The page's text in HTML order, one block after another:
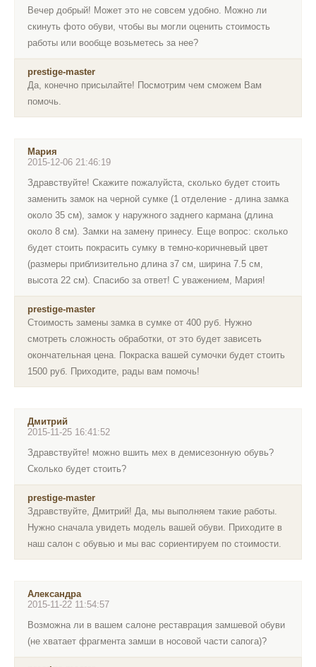
Вечер добрый! Может это не совсем удобно. Можно ли
скинуть фото обуви, чтобы вы могли оценить стоимость
работы или вообще возьметесь за нее?
prestige-master
Да, конечно присылайте! Посмотрим чем сможем Вам
помочь.
Мария
2015-12-06 21:46:19
Здравствуйте! Скажите пожалуйста, сколько будет стоить
заменить замок на черной сумке (1 отделение - длина замка
около 35 см), замок у наружного заднего кармана (длина
около 8 см). Замки на замену принесу. Еще вопрос: сколько
будет стоить покрасить сумку в темно-коричневый цвет
(размеры приблизительно длина з7 см, ширина 7.5 см,
высота 22 см). Спасибо за ответ! С уважением, Мария!
prestige-master
Стоимость замены замка в сумке от 400 руб. Нужно
смотреть сложность обработки, от это будет зависеть
окончательная цена. Покраска вашей сумочки будет стоить
1500 руб. Приходите, рады вам помочь!
Дмитрий
2015-11-25 16:41:52
Здравствуйте! можно вшить мех в демисезонную обувь?
Сколько будет стоить?
prestige-master
Здравствуйте, Дмитрий! Да, мы выполняем такие работы.
Нужно сначала увидеть модель вашей обуви. Приходите в
наш салон с обувью и мы вас сориентируем по стоимости.
Александра
2015-11-22 11:54:57
Возможна ли в вашем салоне реставрация замшевой обуви
(не хватает фрагмента замши в носовой части сапога)?